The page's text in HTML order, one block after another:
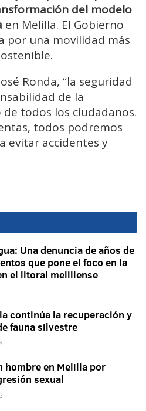
del modelo
en Melilla. El Gobierno
por una movilidad más
Ronda, “la seguridad
de la
todos los ciudadanos.
todos podremos
evitar accidentes y
Una denuncia de años de
que pone el foco en la
el litoral melillense
continúa la recuperación y
fauna silvestre
hombre en Melilla por
sexual